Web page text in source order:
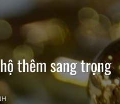
thêm sang trọng